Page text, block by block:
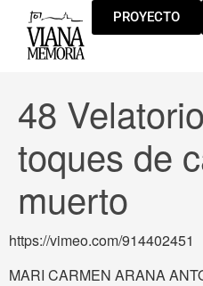
PROYECTO
48
toques de
muerto
https://vimeo.com/914402451
MARI CARMEN ARANA